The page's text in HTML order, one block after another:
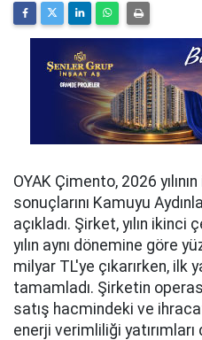
OYAK Çimento, 2026
sonuçlarını Kamuyu
açıkladı. Şirket, yılın
yılın aynı dönemine göre
milyar TL'ye çıkarırken, ilk
tamamladı. Şirketin
satış hacmindeki ve
enerji verimliliği